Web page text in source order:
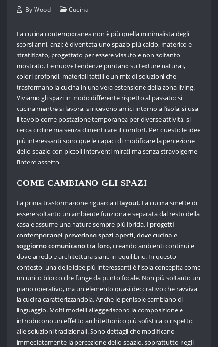
ByWood Cucina
La cucina contemporanea non è più quella minimalista degli
scorsi anni, anzi; è diventata uno spazio più caldo, materico e
stratificato, progettato per essere vissuto e non soltanto
mostrato. Le nuove tendenze puntano su texture naturali,
colori profondi, materiali tattili e un mix di soluzioni che
trasformano la cucina in una vera estensione della zona living.
Viviamo gli spazi in modo differente rispetto al passato: si
cucina mentre si lavora, si ricevono amici intorno all’isola, si usa
il tavolo come postazione temporanea per diverse attività, si
cerca ordine ma senza dimenticare il comfort. Per questo le idee
più interessanti sono quelle capaci di modificare la percezione
dello spazio con piccoli interventi mirati ma senza stravolgerne
l’intero assetto.
COME CAMBIANO GLI SPAZI
La prima trasformazione riguarda il layout. La cucina smette di
essere soltanto un ambiente funzionale separata dal resto della
casa e assume una natura sempre più ibrida.I progetti
contemporanei prevedono spazi aperti, dove cucina e
soggiorno comunicano tra loro, creando ambienti continui e
dove arredo e architettura siano in equilibrio. In questo
contesto, una delle idee più interessanti è l’isola concepita come
un unico blocco che funge da punto focale. Non più soltanto un
piano operativo, ma un elemento quasi decorativo che ravviva
la cucina caratterizzandola. Anche le penisole cambiano di
linguaggio. Molti modelli alleggeriscono la composizione e
introducono un effetto architettonico più sofisticato rispetto
alle soluzioni tradizionali. Sono dettagli che modificano
immediatamente la percezione dello spazio, soprattutto negli